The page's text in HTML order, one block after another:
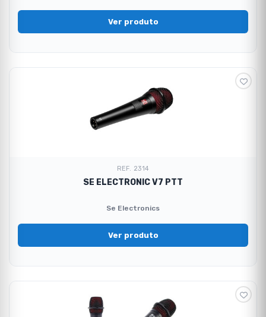
Ver produto
REF. 2314
SE ELECTRONIC V7 PTT
Se Electronics
Ver produto